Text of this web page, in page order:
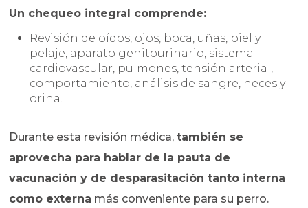
Un chequeo integral comprende:
Revisión de oídos, ojos, boca, uñas, piel y
pelaje, aparato genitourinario, sistema
cardiovascular, pulmones, tensión arterial,
comportamiento, análisis de sangre, heces y
orina.
Durante esta revisión médica,también se
aprovecha para hablar de la pauta de
vacunación y de desparasitación tanto interna
como externa más conveniente para su perro.